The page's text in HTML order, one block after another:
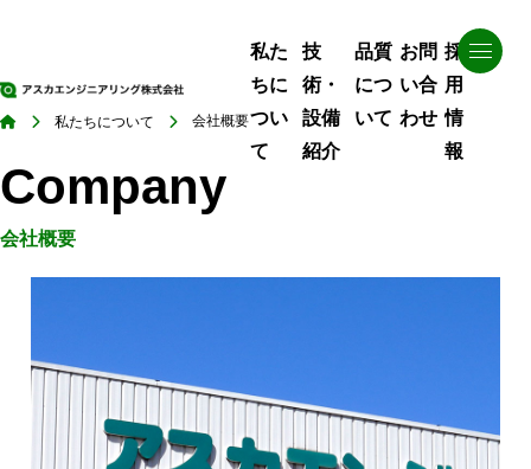
私た
ちに
つい
て
社長挨拶
経営理念
技
術・
設備
紹介
制御盤製作技術
納入までの流れ
品質
につ
いて
当社の品質
品質検査
お問
い合
わせ
採
用
情
報
募集要項
会社を知る
私たちについて 会社概要
Company
会社概要